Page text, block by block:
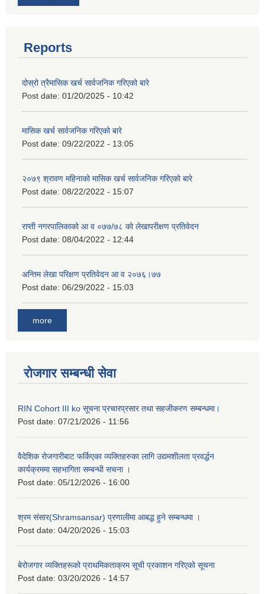
Reports
दोस्रो त्रैमासिक खर्च सार्वजनिक गरिएको बारे
Post date: 01/20/2025 - 10:42
मासिक खर्च सार्वजनिक गरिएको बारे
Post date: 09/22/2022 - 13:05
२०७९ श्रावण महिनाको मासिक खर्च सार्वजनिक गरिएको बारे
Post date: 08/22/2022 - 15:07
राप्ती नगरपालिकाको आ व ०७७/७८ को लेखापरीक्षण प्रतिवेदन
Post date: 08/04/2022 - 12:44
अन्तिम लेखा परिक्षण प्रतिवेदन आ व २०७६।७७
Post date: 06/29/2022 - 15:03
more
रोजगार सम्बन्धी सेवा
RIN Cohort III ko सूचना प्रचारप्रसार तथा सहजीकरण सम्बन्धमा।
Post date: 07/21/2026 - 11:56
वैदेशिक रोजगारीबाट फर्किएका व्यक्तिहरुका लागि उद्यमशीलता प्रवर्द्धन
कार्यक्रममा सहभागिता सम्बन्धी सचना ।
Post date: 05/12/2026 - 16:00
श्रम संसार(Shramsansar) प्रणालीमा आबद्ध हुने सम्बन्धमा ।
Post date: 04/20/2026 - 15:03
बेरोजगार व्यक्तिहरूको प्राथमिकताक्रम सूची प्रकाशन गरिएको सूचना
Post date: 03/20/2026 - 14:57